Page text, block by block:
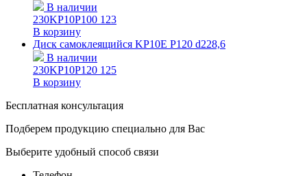
В наличии
230KP10P100 123
В корзину
Диск самоклеящийся KP10E P120 d228,6
В наличии
230KP10P120 125
В корзину
Бесплатная консультация
Подберем продукцию специально для Вас
Выберите удобный способ связи